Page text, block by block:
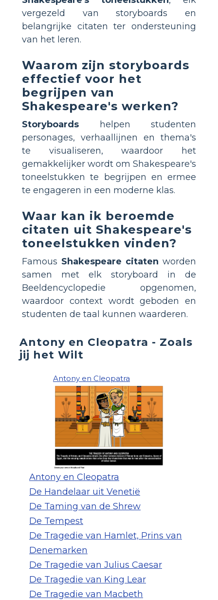
vergezeld van storyboards en
belangrijke citaten ter ondersteuning
van het leren.
Waarom zijn storyboards
effectief voor het
begrijpen van
Shakespeare's werken?
Storyboards helpen studenten
personages, verhaallijnen en thema's
te visualiseren, waardoor het
gemakkelijker wordt om Shakespeare's
toneelstukken te begrijpen en ermee
te engageren in een moderne klas.
Waar kan ik beroemde
citaten uit Shakespeare's
toneelstukken vinden?
Famous Shakespeare citaten worden
samen met elk storyboard in de
Beeldencyclopedie opgenomen,
waardoor context wordt geboden en
studenten de taal kunnen waarderen.
Antony en Cleopatra - Zoals
jij het Wilt
Antony en Cleopatra
Antony en Cleopatra
De Handelaar uit Venetië
De Taming van de Shrew
De Tempest
De Tragedie van Hamlet, Prins van
Denemarken
De Tragedie van Julius Caesar
De Tragedie van King Lear
De Tragedie van Macbeth